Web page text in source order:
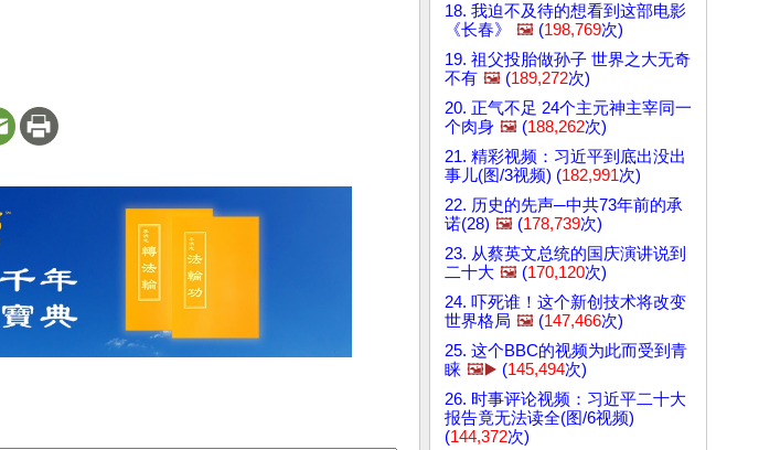
18. 我迫不及待的想看到这部电影
《长春》
🖼️ (198,769次)
19. 祖父投胎做孙子 世界之大无奇
不有 🖼️ (189,272次)
20. 正气不足 24个主元神主宰同一
个肉身 🖼️ (188,262次)
21. 精彩视频：习近平到底出没出
事儿(图/3视频) (182,991次)
22. 历史的先声─中共73年前的承
诺(28) 🖼️ (178,739次)
23. 从蔡英文总统的国庆演讲说到
二十大 🖼️ (170,120次)
24. 吓死谁！这个新创技术将改变
世界格局 🖼️ (147,466次)
25. 这个BBC的视频为此而受到青
睐 🖼️▶️ (145,494次)
26. 时事评论视频：习近平二十大
报告竟无法读全(图/6视频)
(144,372次)